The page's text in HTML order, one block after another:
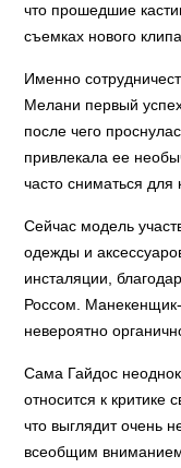
что прошедшие
съемках нового
Именно
Мелани первый
после чего
привлекала ее
часто сниматься для
Сейчас модель
одежды и
инсталяции,
Россом.
невероятно
Сама Гайдос
относится к критике
что выглядит очень
всеобщим